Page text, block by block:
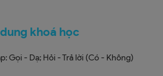
khoá học
Gọi - Dạ; Hỏi - Trả lời (Có - Không)